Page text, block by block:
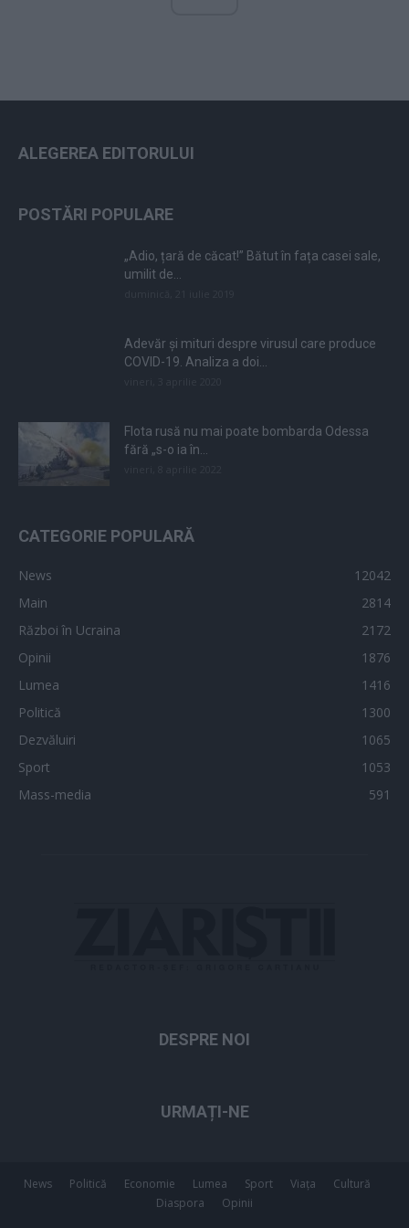
ALEGEREA EDITORULUI
POSTĂRI POPULARE
„Adio, țară de căcat!” Bătut în fața casei sale,
umilit de...
Adevăr și mituri despre virusul care produce
COVID-19. Analiza a doi...
Flota rusă nu mai poate bombarda Odessa
fără „s-o ia în...
CATEGORIE POPULARĂ
News
12042
Main
2814
Război în Ucraina
2172
Opinii
1876
Lumea
1416
Politică
1300
Dezvăluiri
1065
Sport
1053
Mass-media
591
DESPRE NOI
URMAȚI-NE
News Politică Economie Lumea Sport Viața
Cultură
Diaspora
Opinii